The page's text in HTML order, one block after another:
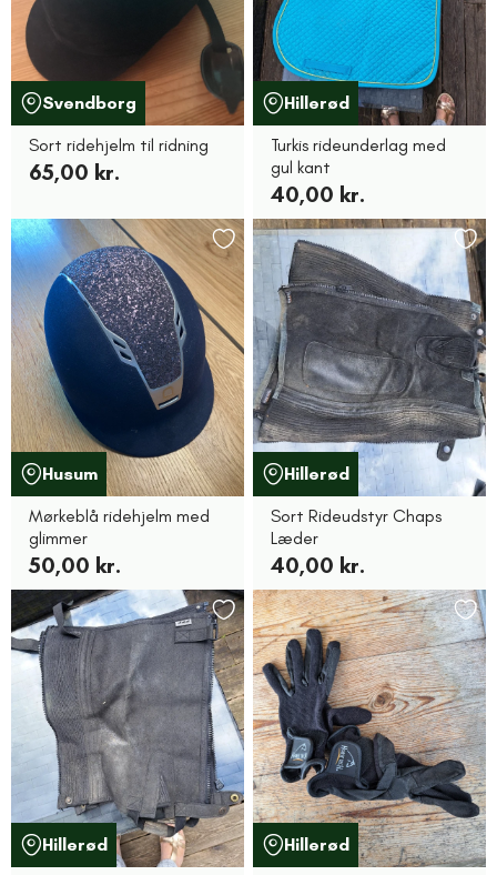
Svendborg
Sort ridehjelm til ridning
65,00 kr.
Hillerød
Turkis rideunderlag med
gul kant
40,00 kr.
Husum
Mørkeblå ridehjelm med
glimmer
50,00 kr.
Hillerød
Sort Rideudstyr Chaps
Læder
40,00 kr.
Hillerød
Hillerød